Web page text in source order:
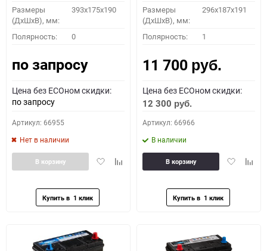
Размеры
(ДхШхВ), мм:
393x175x190
Полярность: 0
по запросу
Цена без ECOном скидки:
по запросу
Артикул: 66955
Нет в наличии
ДобавитьДобавить
В корзину
Размеры
(ДхШхВ), мм:
296х187х191
Полярность: 1
11 700 руб.
Цена без ECOном скидки:
12 300 руб.
Артикул: 66966
В наличии
Добавить
В корзину